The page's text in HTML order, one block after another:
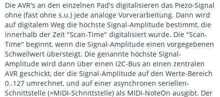
Die AVR's an den einzelnen Pad's digitalisieren das Piezo-Signal
ohne (fast ohne s.u.) jede analoge Vorverarbeitung. Dann wird
auf digitalem Weg die höchste Signal-Amplitude bestimmt, die
innerhalb der Zeit "Scan-Time" digitalisiert wurde. Die "Scan-
Time" beginnt, wenn die Signal-Amplitude einen vorgegebenen
Schwellwert übersteigt. Die genannte höchste Signal-
Amplitude wird dann über einen I2C-Bus an einen zentralen
AVR geschickt, der die Signal-Amplitude auf den Werte-Bereich
0..127 umrechnet, und auf einer asynchronen seriellen-
Schnittstelle (=MIDI-Schnittstelle) als MIDI-NoteOn ausgibt. Der